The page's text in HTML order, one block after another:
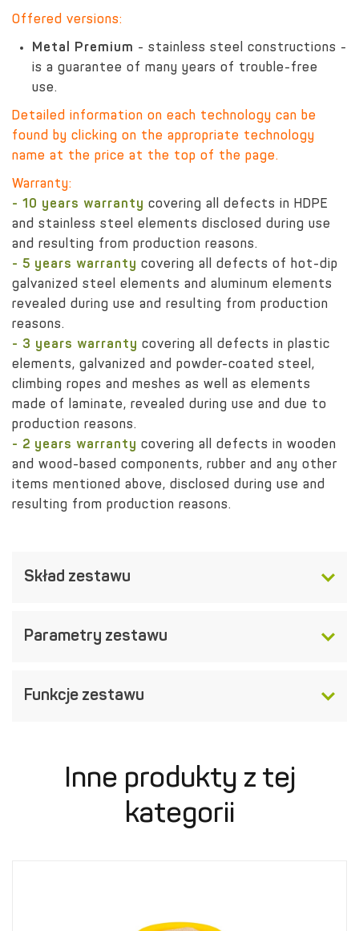
Offered versions:
Metal Premium - stainless steel constructions -
is a guarantee of many years of trouble-free
use.
Detailed information on each technology can be
found by clicking on the appropriate technology
name at the price at the top of the page.
Warranty:
- 10 years warranty covering all defects in HDPE
and stainless steel elements disclosed during use
and resulting from production reasons.
- 5 years warranty covering all defects of hot-dip
galvanized steel elements and aluminum elements
revealed during use and resulting from production
reasons.
- 3 years warranty covering all defects in plastic
elements, galvanized and powder-coated steel,
climbing ropes and meshes as well as elements
made of laminate, revealed during use and due to
production reasons.
- 2 years warranty covering all defects in wooden
and wood-based components, rubber and any other
items mentioned above, disclosed during use and
resulting from production reasons.
Skład zestawu
Parametry zestawu
Funkcje zestawu
Inne produkty z tej
kategorii